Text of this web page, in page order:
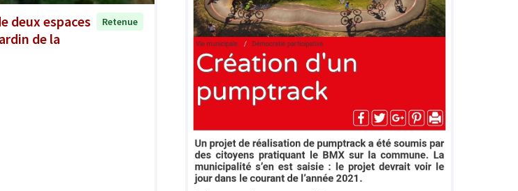
deux espaces
de la
Retenue